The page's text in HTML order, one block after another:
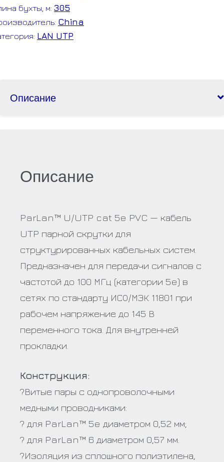
бухты, м: 305
China
LAN UTP
Описание
Описание
ParLan™ U/UTP cat 5e PVC — кабель
UTP парной скрутки для
структурированных кабельных систем.
Предназначен для передачи сигналов с
частотой до 100 МГц (категории 5e) в
сетях по стандарту ИСО/МЭК 11801 при
рабочем напряжение до 145 В
переменного тока. Для внутренней
прокладки.
Конструкция:
?Витые пары с однопроволочными
медными проводниками:
? для ParLan™ 5e диаметром 0,52 мм;
? для ParLan™ 6 диаметром 0,57 мм.
?Изоляция из сплошного полиэтилена,